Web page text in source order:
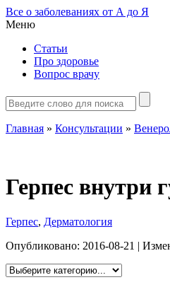
Все о заболеваниях от А до Я
Меню
Статьи
Про здоровье
Вопрос врачу
Главная » Консультации »
Герпес внутри
Герпес, Дерматология
Опубликовано: 2016-08-21 |